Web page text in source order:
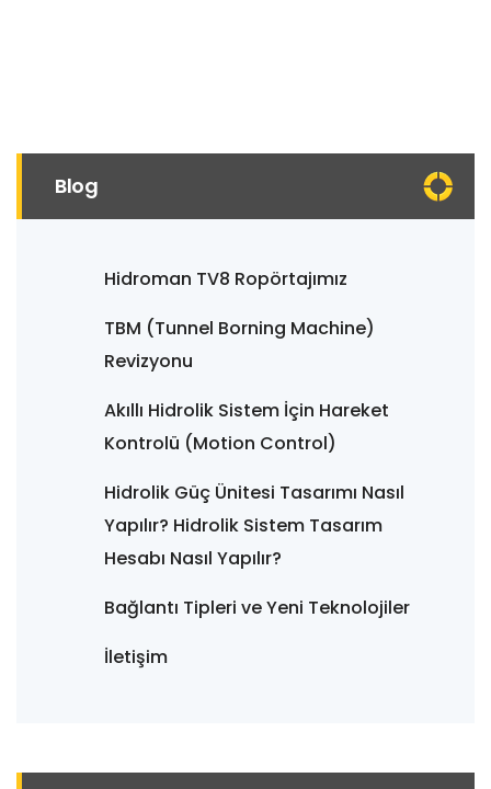
Blog
Hidroman TV8 Ropörtajımız
TBM (Tunnel Borning Machine)
Revizyonu
Akıllı Hidrolik Sistem İçin Hareket
Kontrolü (Motion Control)
Hidrolik Güç Ünitesi Tasarımı Nasıl
Yapılır? Hidrolik Sistem Tasarım
Hesabı Nasıl Yapılır?
Bağlantı Tipleri ve Yeni Teknolojiler
İletişim